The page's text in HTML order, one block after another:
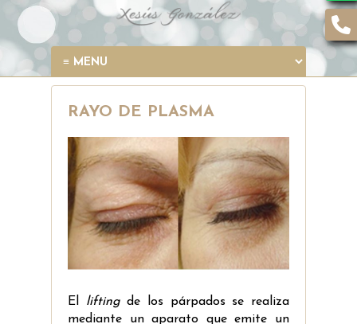
RAYO DE PLASMA
El liftingde los párpados se realiza
mediante un aparato que emite un